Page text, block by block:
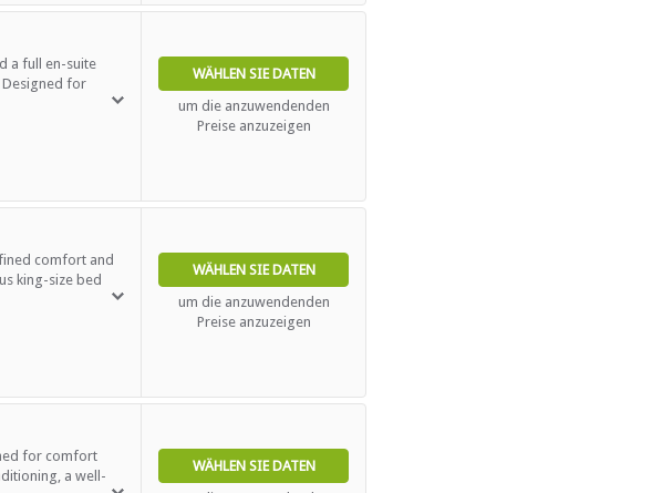
stay.
a full en-suite
for
satellite
tea and coffee-
garden and
stay.
WÄHLEN SIE DATEN
um die anzuwendenden
Preise anzuzeigen
comfort and
king-size bed
bathroom for
enjoying scenic
complete with
facilities, a safe, a
added touches
The
shower, plush
WÄHLEN SIE DATEN
um die anzuwendenden
Preise anzuzeigen
for comfort
a well-
WÄHLEN SIE DATEN